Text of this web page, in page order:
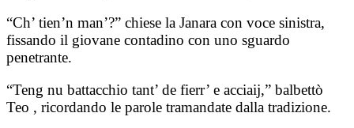
“Ch’ tien’n man’?” chiese la Janara con voce sinistra,
fissando il giovane contadino con uno sguardo
penetrante.
“Teng nu battacchio tant’ de fierr’ e acciaij,” balbettò
Teo , ricordando le parole tramandate dalla tradizione.